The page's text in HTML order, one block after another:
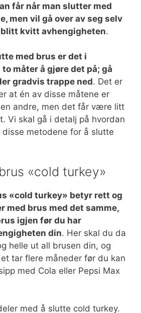
får når man slutter med
men vil gå over av seg selv
blitt kvitt avhengigheten.
med brus er det i
måter å gjøre det på; gå
gradvis trappe ned. Det er
at én av disse måtene er
andre, men det får være litt
Vi skal gå i detalj på hvordan
metodene for å slutte
«cold turkey»
«cold turkey» betyr rett og
med brus med det samme,
igjen før du har
din. Her skal du da
helle ut all brusen din, og
tar flere måneder før du kan
med Cola eller Pepsi Max
med å slutte cold turkey.